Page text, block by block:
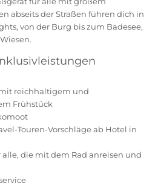
abseits der Straßen führen dich in
von der Burg bis zum Badesee,
reichhaltigem und
Frühstück
Touren-Vorschläge ab Hotel in
alle, die mit dem Rad anreisen und